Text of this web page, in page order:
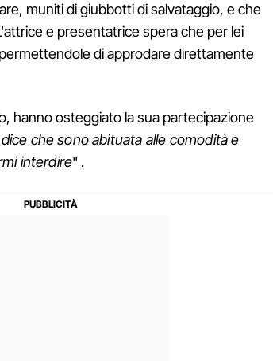
muniti di giubbotti di salvataggio, e che
e presentatrice spera che per lei
di approdare direttamente
hanno osteggiato la sua partecipazione
che sono abituata alle comodità e
interdire" .